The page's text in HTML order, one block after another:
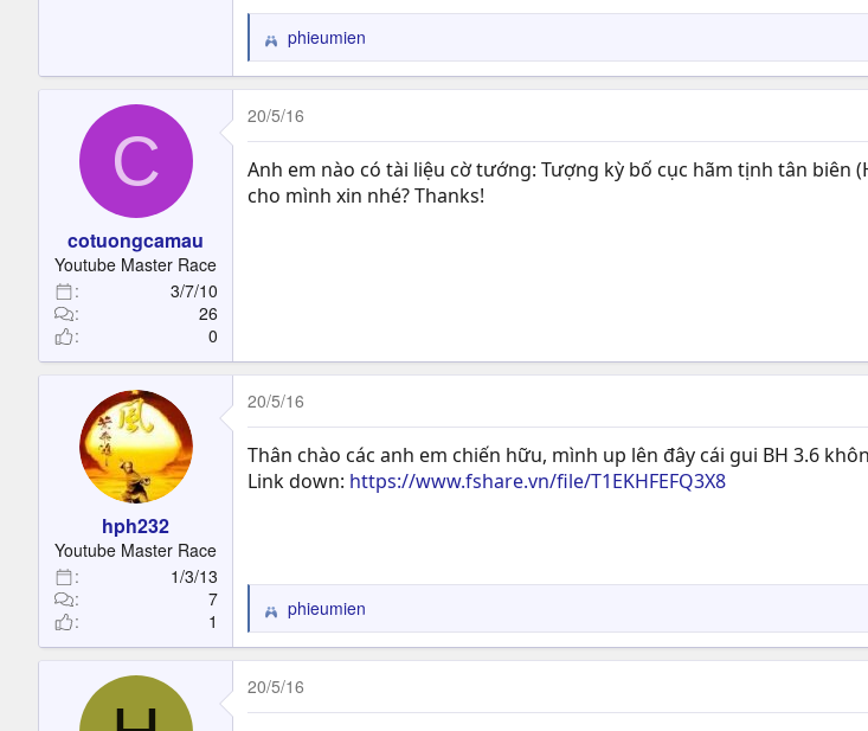
R
e
a
c
t
o
n
phieumien
C
cotuongcamau
Youtube Master Race
3/7/10
26
0
20/5/16
Anh em nào có tài liệu cờ tướng: Tượng kỳ bố cục hãm tịnh tân biên
cho mình xin nhé? Thanks!
hph232
Youtube Master Race
1/3/13
7
1
20/5/16
Thân chào các anh em chiến hữu, mình up lên đây cái gui BH 3.6
Link down: https://www.fshare.vn/file/T1EKHFEFQ3X8
R
e
a
c
t
phieumien
20/5/16